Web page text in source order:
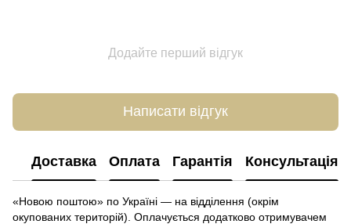
Додайте перший відгук
Написати відгук
Доставка Оплата Гарантія Консультація
«Новою поштою» по Україні — на відділення (окрім
окупованих територій). Оплачується додатково отримувачем